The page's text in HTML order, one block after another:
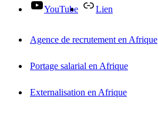
YouTube Lien
Agence de recrutement en Afrique
Portage salarial en Afrique
Externalisation en Afrique